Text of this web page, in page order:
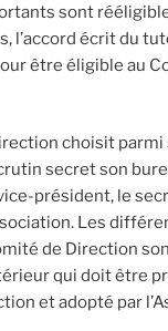
sont
l’accord écrit du
être éligible au
choisit
secret son
président, le
Les
de Direction
qui doit être
et adopté par